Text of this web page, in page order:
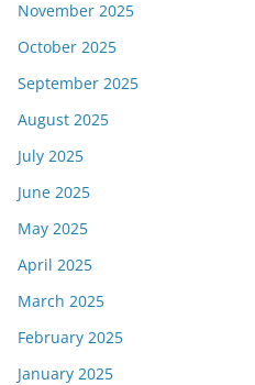
November 2025
October 2025
September 2025
August 2025
July 2025
June 2025
May 2025
April 2025
March 2025
February 2025
January 2025